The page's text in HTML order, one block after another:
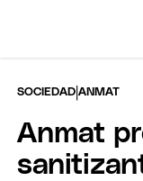
SOCIEDAD |ANMAT
Anmat